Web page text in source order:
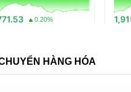
0.20%
HÀNG HÓA